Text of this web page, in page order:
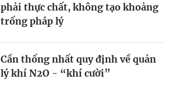
phải thực chất, không tạo khoảng
trống pháp lý
Cần thống nhất quy định về quản
lý khí N2O - “khí cười”